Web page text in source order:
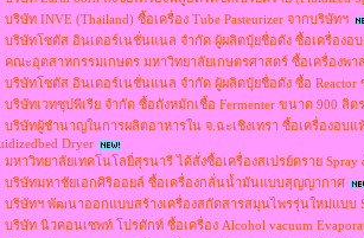
บริษัท INVE (Thailand) ซื้อเครื่อง Tube Pasteurizer จากบริษัทฯ
บริษัทโซตัส อินเตอร์เนชั่นแนล จำกัด ผู้ผลิตปุ๋ยชื่อดัง ซื้อเครื่องอบ
คณะอุตสาหกรรมเกษตร มหาวิทยาลัยเกษตรศาสตร์ ซื้อเครื่องพา
บริษัทโซตัส อินเตอร์เนชั่นแนล จำกัด ผู้ผลิตปุ๋ยชื่อดัง ซื้อ Reactor
บริษัทเวทซุปพีเรีย จำกัด ซื้อถังหมักเชื้อ Fermenter ขนาด 900 ลิต
บริษัทผู้ชำนาญในการผลิตอาหารใน จ.ฉะเชิงเทรา ซื้อเครื่องอบแ
Dryer
มหาวิทยาลัยเทคโนโลยี่สุรนารี ได้สั่งซื้อเครื่องสเปรย์ดราย
บริษัทมหาชัยเอกศิริออยล์ ซื้อเครื่องกลั่นน้ำมันแบบสุญญากาศ
บริษัทฯ พัฒนาออกแบบสร้างเครื่องสกัดสารสมุนไพรรุ่นใหม่แบบ
บริษัท นิวคอนเซพท์ โปรดักท์ ซื้อเครื่อง Alcohol vacuum